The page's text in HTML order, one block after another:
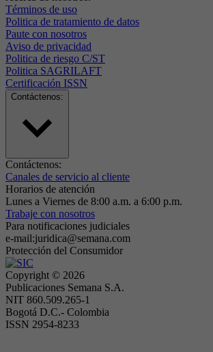
Términos de uso
Politica de tratamiento de datos
Paute con nosotros
Aviso de privacidad
Politica de riesgo C/ST
Politica SAGRILAFT
Certificación ISSN
Contáctenos:
Contáctenos:
Canales de servicio al cliente
Horarios de atención
Lunes a Viernes de 8:00 a.m. a 6:00 p.m.
Trabaje con nosotros
Para notificaciones judiciales
e-mail:juridica@semana.com
Protección del Consumidor
Copyright © 2026
Publicaciones Semana S.A.
NIT 860.509.265-1
Bogotá D.C.- Colombia
ISSN 2954-8233